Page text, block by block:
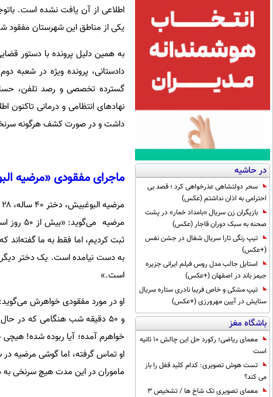
در حاشیه
سحر دولتشاهی عذرخواهی کرد ؛ قصد بی
احترامی به اذان نداشتم (عکس)
بازیگران زن سریال «بامداد خمار» در پشت
صحنه به سبک دوران قاجار (عکس)
تیپ رنگی تارا سریال شغال در جشن نفس
(+عکس)
استایل جالب مدل روس فیلم ایرانی جزیره
جیمز باند در اصفهان (+عکس)
تیپ مشکی و خاص فریبا نادری ستاره سریال
ستایش در آیین مهرورزی (+عکس)
باشگاه مغز
معمای ریاضی؛ رکورد حل این چالش 10 ثانیه
است
تست هوش تصویری: کدام کلید قفل را باز
می کند؟
معمای تصویری تک شاخ ها / تشخیص 3
اطلاعی از آن یافت نشده است.
یکی از مناطق این شهرستان مفقود
به همین دلیل پرونده با دستور
دادستانی، پرونده ویژه در
گسترده تخصصی و رصد تلفن،
نهادهای انتظامی و درمانی
داشت و در صورت کشف هرگونه
ماجرای مفقودی «مرضیه
مرضیه
ثبت کردیم، اما فقط به ما گفته‌اند
به دست نیامده است. یک دختر
است.»
و ۵۰ دقیقه شب هنگامی که در
خواهرم آمده؛ آیا ربوده شده!
او تماس گرفته، اما گوشی
ماموران در این مدت هیچ سرنخی به